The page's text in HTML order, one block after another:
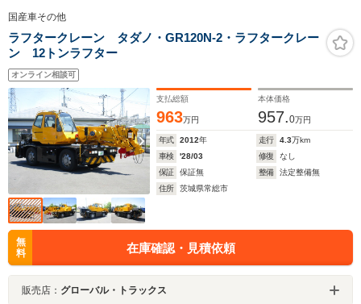
国産車その他
ラフタークレーン タダノ・GR120N-2・ラフタークレー
ン 12トンラフター
オンライン相談可
支払総額
963万円
本体価格
957.0万円
年式 2012年 走行 4.3万km
車検
'28/03 修復
なし
保証
保証無 整備
法定整備無
住所
茨城県常総市
無
料
在庫確認・見積依頼
販売店： グローバル・トラックス